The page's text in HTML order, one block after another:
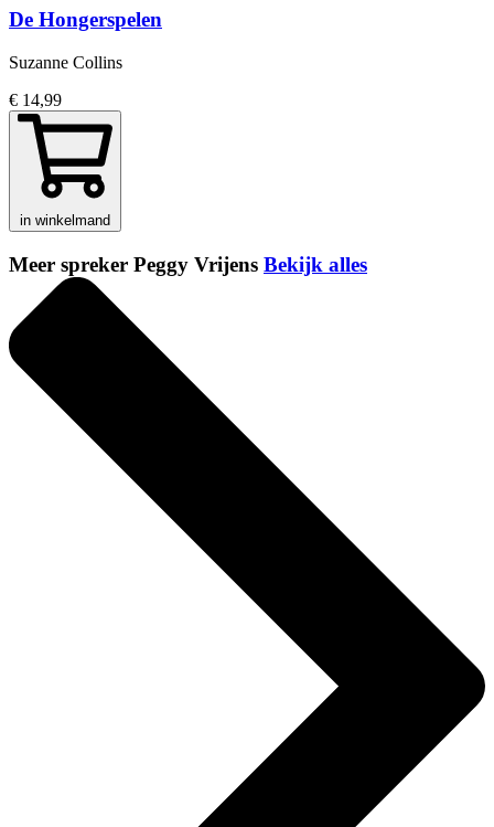
De Hongerspelen
Suzanne Collins
€ 14,99
in winkelmand
Meer spreker Peggy Vrijens Bekijk alles